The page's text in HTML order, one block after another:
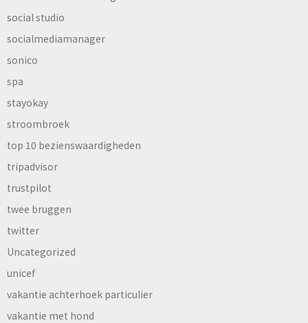
social studio
socialmediamanager
sonico
spa
stayokay
stroombroek
top 10 bezienswaardigheden
tripadvisor
trustpilot
twee bruggen
twitter
Uncategorized
unicef
vakantie achterhoek particulier
vakantie met hond